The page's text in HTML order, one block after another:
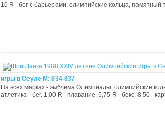
10 R - бег с барьерами, олимпийские кольца, памятный
игры в Сеуле М: 834-837
На всех марках - эмблема Олимпиады, олимпийские
атлетика - бег. 1,00 R - плавание. 5,75 R - бокс. 8,50 -